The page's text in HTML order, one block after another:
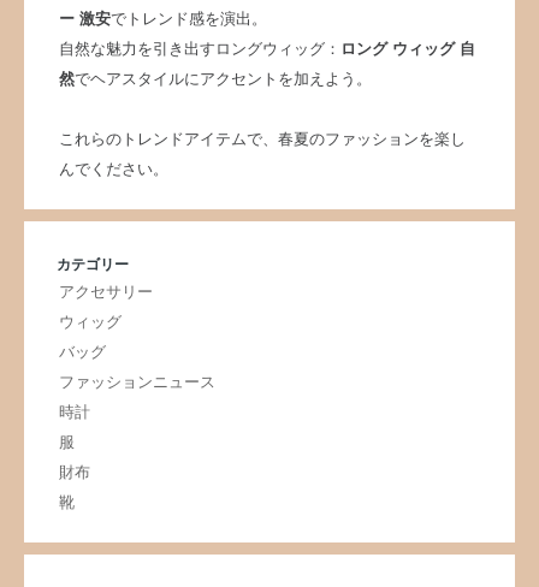
ー 激安でトレンド感を演出。
自然な魅力を引き出すロングウィッグ： ロング ウィッグ 自
然でヘアスタイルにアクセントを加えよう。
これらのトレンドアイテムで、春夏のファッションを楽し
んでください。
カテゴリー
アクセサリー
ウィッグ
バッグ
ファッションニュース
時計
服
財布
靴